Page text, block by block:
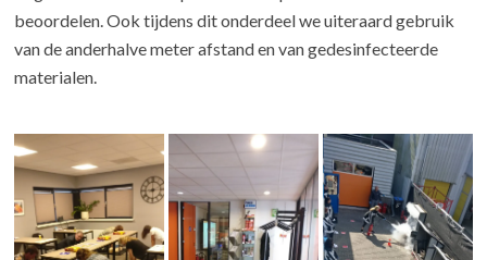
beoordelen. Ook tijdens dit onderdeel we uiteraard gebruik
van de anderhalve meter afstand en van gedesinfecteerde
materialen.